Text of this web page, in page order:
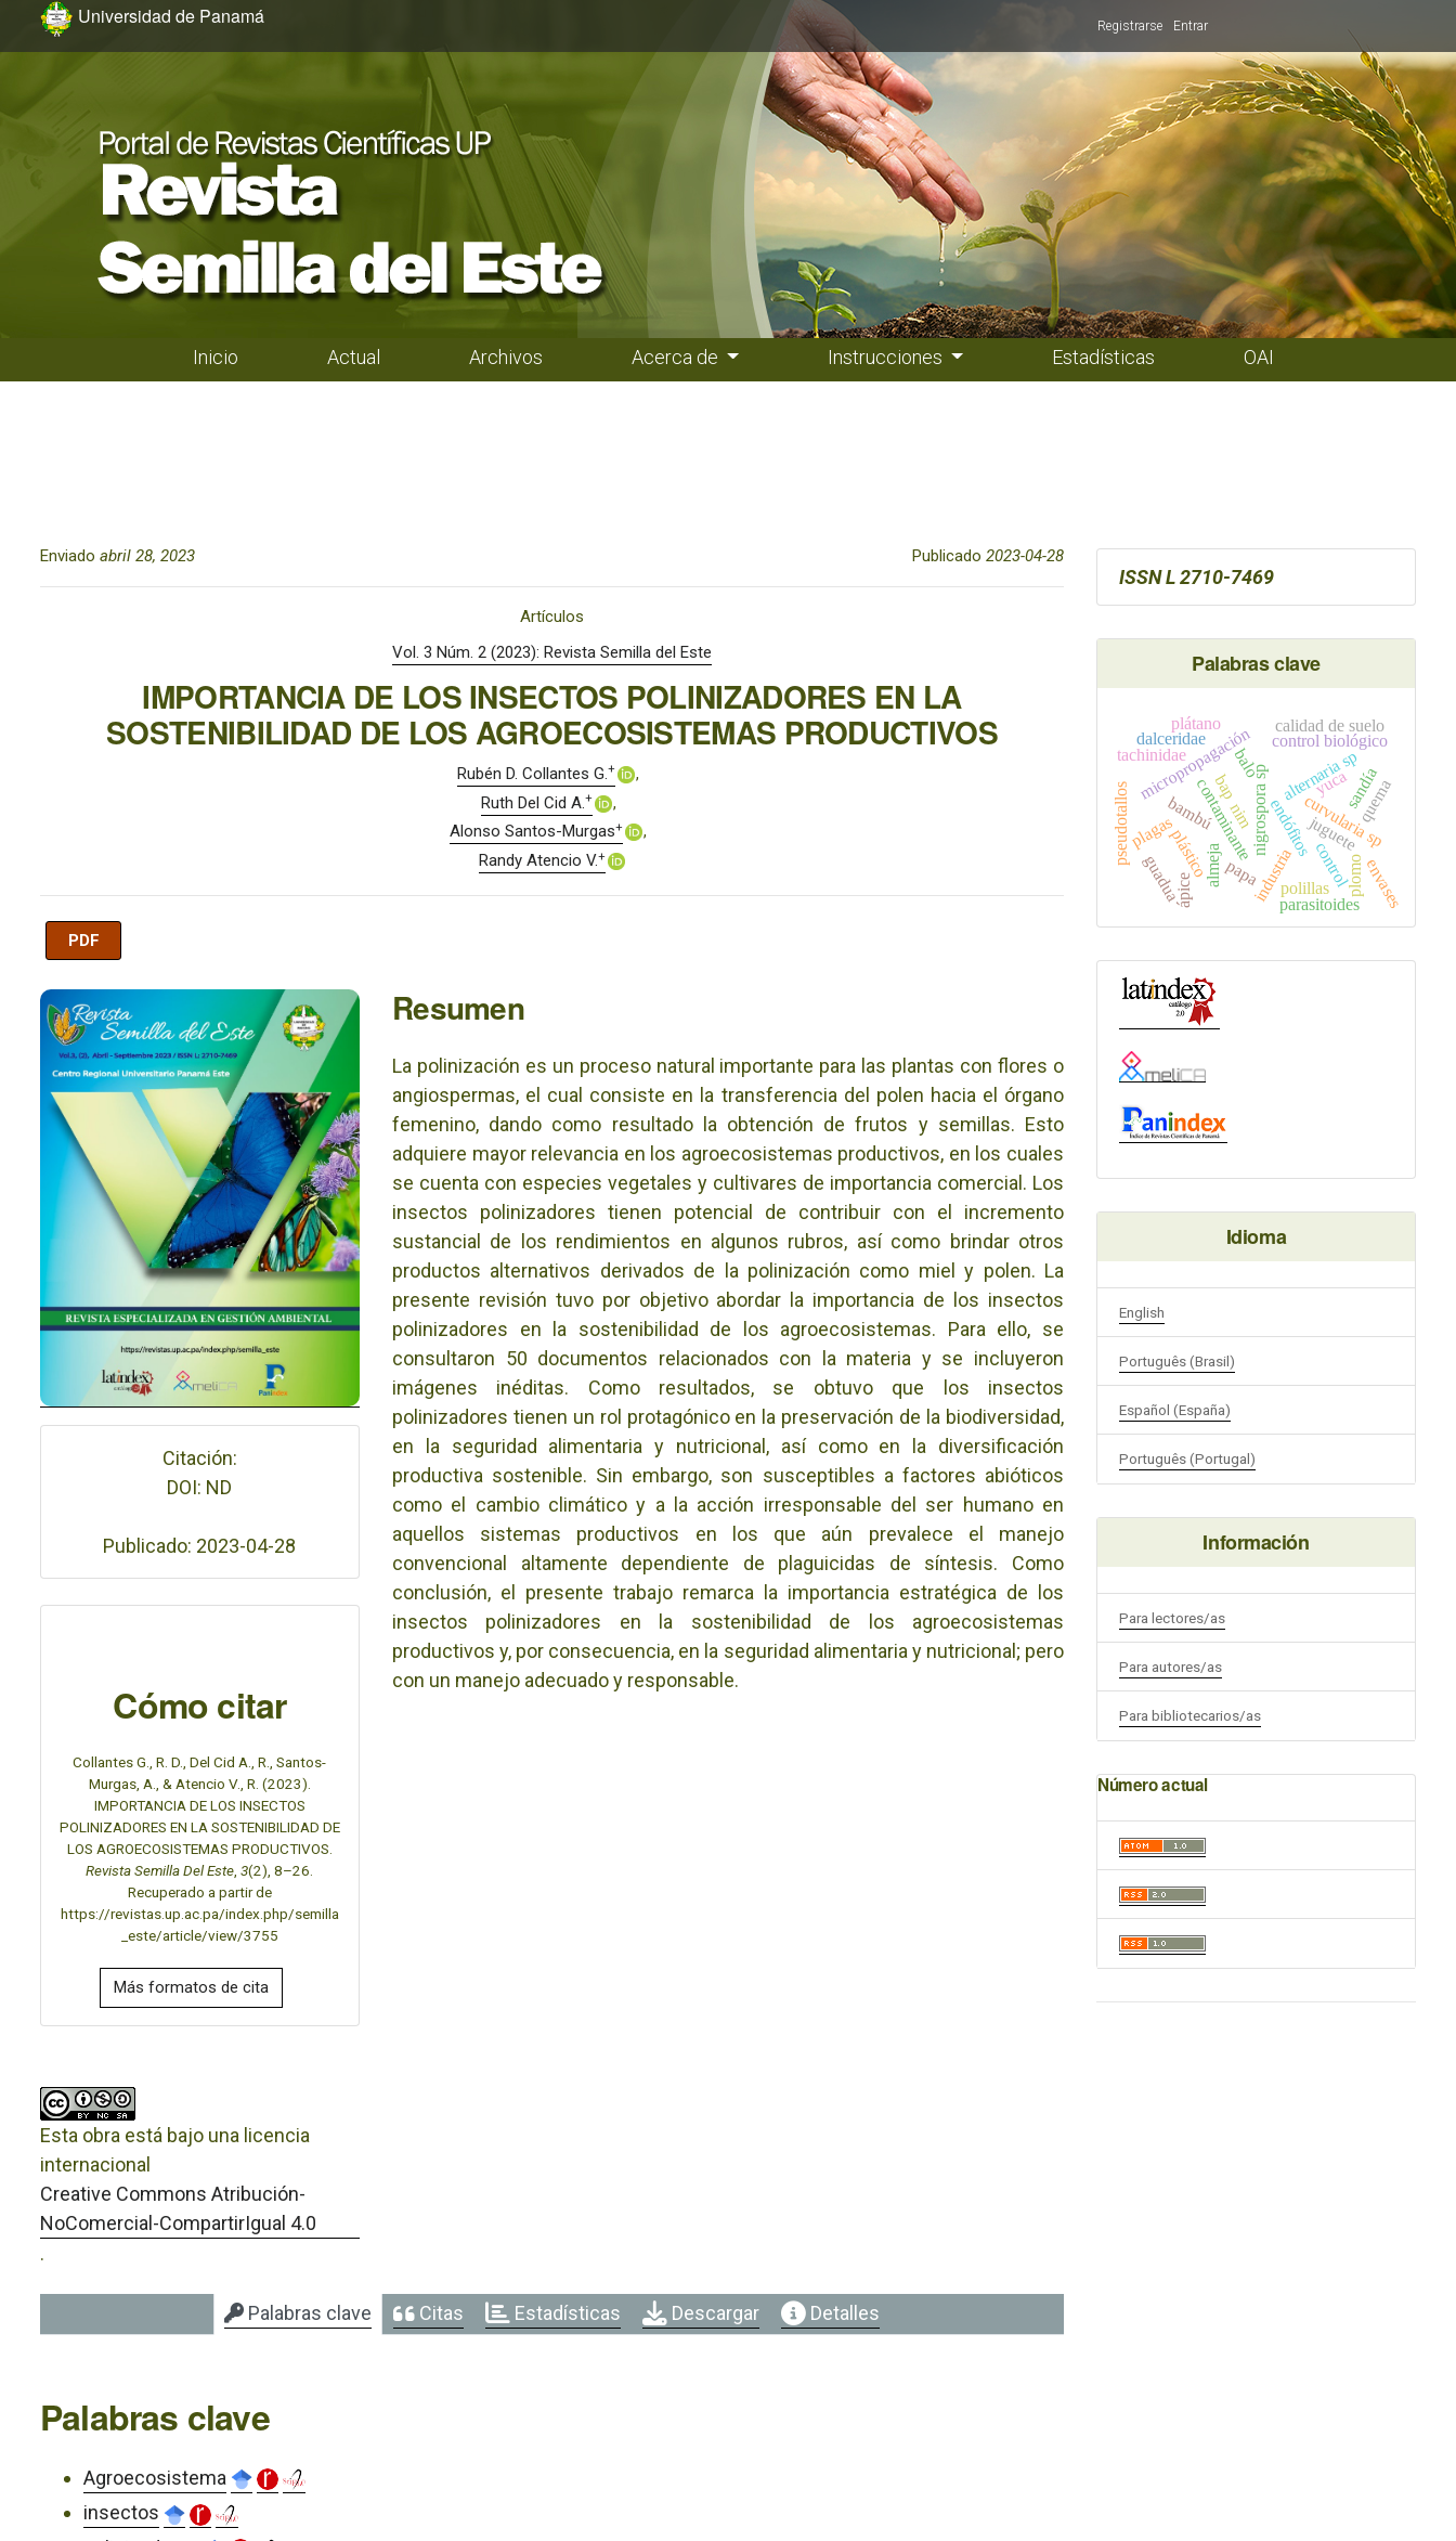
Ir al menú de navegación principal
Ir al contenido principal
Ir al pie de página del sitio
Universidad de Panamá Registrarse Entrar
Menú principal
Inicio Actual Archivos Acerca de Instrucciones Estadísticas OAI
Enviado abril 28, 2023 Publicado 2023-04-28
Artículos
Vol. 3 Núm. 2 (2023): Revista Semilla del Este
IMPORTANCIA DE LOS INSECTOS POLINIZADORES EN LA
SOSTENIBILIDAD DE LOS AGROECOSISTEMAS PRODUCTIVOS
Rubén D. Collantes G.+
Ruth Del Cid A.+
Alonso Santos-Murgas+
Randy Atencio V.+
PDF
Imagen de portada
Citación:
DOI: ND
Publicado: 2023-04-28
Cómo citar
Collantes G., R. D., Del Cid A., R., Santos-
Murgas, A., & Atencio V., R. (2023).
IMPORTANCIA DE LOS INSECTOS
POLINIZADORES EN LA SOSTENIBILIDAD DE
LOS AGROECOSISTEMAS PRODUCTIVOS.
Revista Semilla Del Este ,3(2), 8–26.
Recuperado a partir de
https://revistas.up.ac.pa/index.php/semilla
_este/article/view/3755
Más formatos de cita
Esta obra está bajo una licencia
internacional
Creative Commons Atribución-
NoComercial-CompartirIgual 4.0
.
Resumen
La polinización es un proceso natural importante para las plantas con flores o
angiospermas, el cual consiste en la transferencia del polen hacia el órgano
femenino, dando como resultado la obtención de frutos y semillas. Esto
adquiere mayor relevancia en los agroecosistemas productivos, en los cuales
se cuenta con especies vegetales y cultivares de importancia comercial. Los
insectos polinizadores tienen potencial de contribuir con el incremento
sustancial de los rendimientos en algunos rubros, así como brindar otros
productos alternativos derivados de la polinización como miel y polen. La
presente revisión tuvo por objetivo abordar la importancia de los insectos
polinizadores en la sostenibilidad de los agroecosistemas. Para ello, se
consultaron 50 documentos relacionados con la materia y se incluyeron
imágenes inéditas. Como resultados, se obtuvo que los insectos
polinizadores tienen un rol protagónico en la preservación de la biodiversidad,
en la seguridad alimentaria y nutricional, así como en la diversificación
productiva sostenible. Sin embargo, son susceptibles a factores abióticos
como el cambio climático y a la acción irresponsable del ser humano en
aquellos sistemas productivos en los que aún prevalece el manejo
convencional altamente dependiente de plaguicidas de síntesis. Como
conclusión, el presente trabajo remarca la importancia estratégica de los
insectos polinizadores en la sostenibilidad de los agroecosistemas
productivos y, por consecuencia, en la seguridad alimentaria y nutricional; pero
con un manejo adecuado y responsable.
Palabras clave Citas Estadísticas Descargar Detalles
Palabras clave
Agroecosistema
insectos
ISSN L 2710-7469
Palabras clave
almeja
endófitos
papa control
plástico juguete
industria
contaminantenigrospora sp curvularia sp
alternaria sp
ápice polillas
micropropagación
guadua
bap
bambú
tachinidae
parasitoides
dalceridae control biológico
plomo
plagas
calidad de suelo
pseudotallos yucasandía
quema
envases
plátano
nim
balo
Idioma
English
Português (Brasil)
Español (España)
Português (Portugal)
Información
Para lectores/as
Para autores/as
Para bibliotecarios/as
Número actual